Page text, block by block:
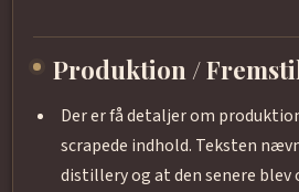
Produktion /
Der er få detaljer om
scrapede indhold. Teksten
distillery og at den senere